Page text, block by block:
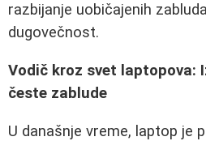
razbijanje uobičajenih
dugovečnost.
Vodič kroz svet laptopova:
česte zablude
U današnje vreme, laptop je